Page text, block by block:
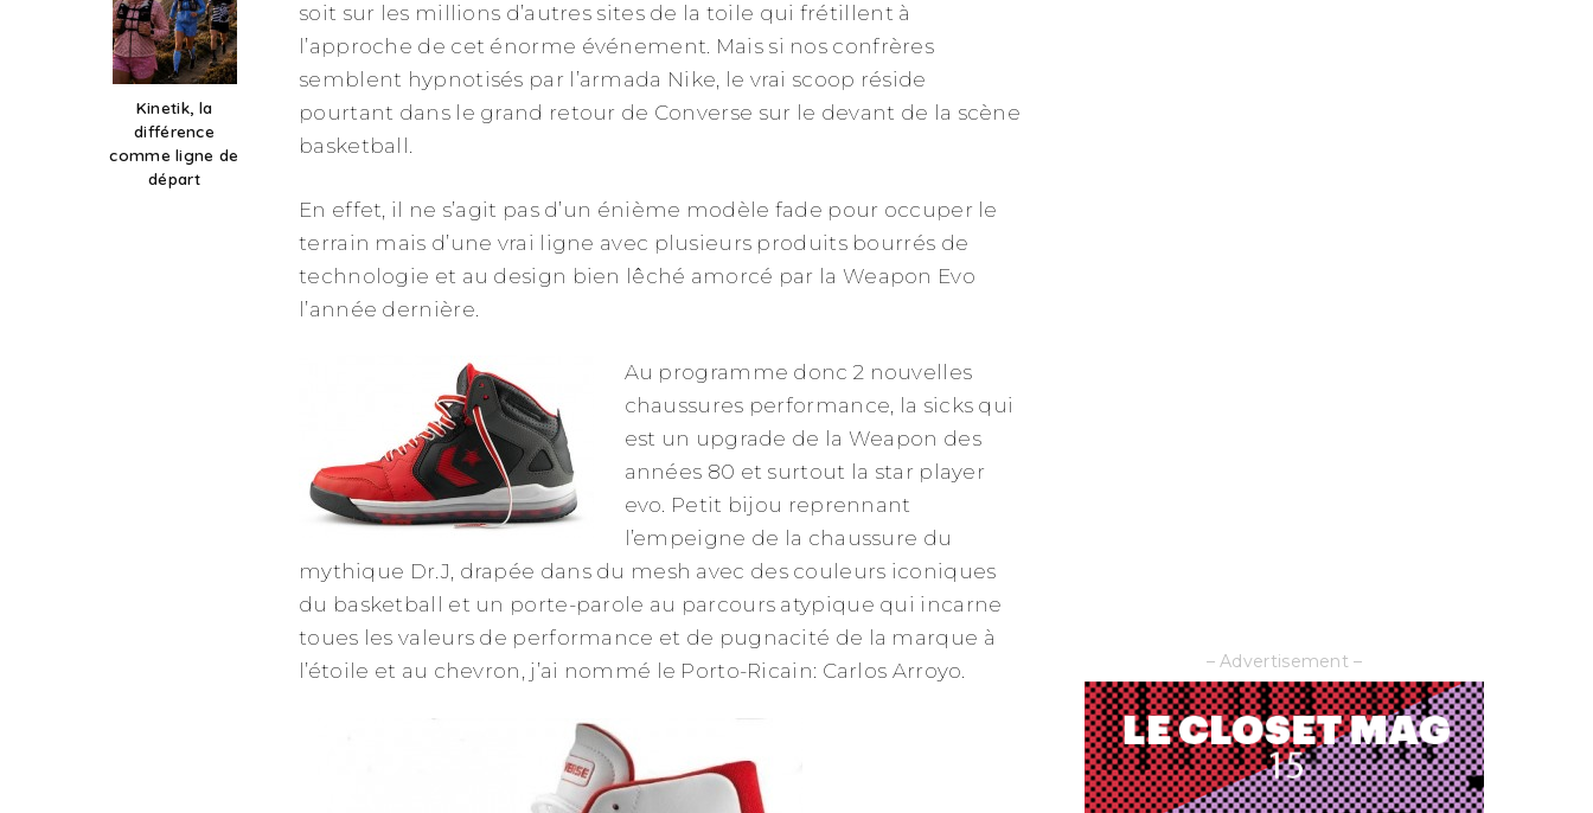
Kinetik, la
différence
comme ligne de
départ
soit sur les millions d’autres sites de la toile qui frétillent à
l’approche de cet énorme événement. Mais si nos confrères
semblent hypnotisés par l’armada Nike, le vrai scoop réside
pourtant dans le grand retour de Converse sur le devant de la scène
basketball.
En effet, il ne s’agit pas d’un énième modèle fade pour occuper le
terrain mais d’une vrai ligne avec plusieurs produits bourrés de
technologie et au design bien lêché amorcé par la Weapon Evo
l’année dernière.
Au programme donc 2 nouvelles
chaussures performance, la sicks qui
est un upgrade de la Weapon des
années 80 et surtout la star player
evo. Petit bijou reprennant
l’empeigne de la chaussure du
mythique Dr.J, drapée dans du mesh avec des couleurs iconiques
du basketball et un porte-parole au parcours atypique qui incarne
toues les valeurs de performance et de pugnacité de la marque à
l’étoile et au chevron, j’ai nommé le Porto-Ricain: Carlos Arroyo.
– Advertisement –